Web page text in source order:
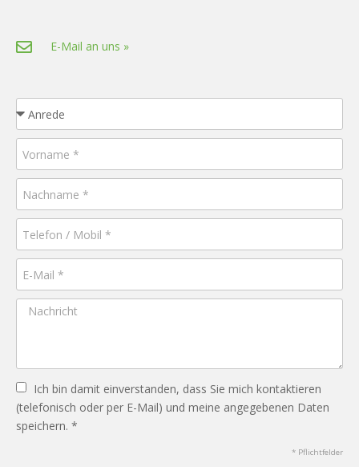
E-Mail an uns »
Ich bin damit einverstanden, dass Sie mich kontaktieren
(telefonisch oder per E-Mail) und meine angegebenen Daten
speichern. *
* Pflichtfelder